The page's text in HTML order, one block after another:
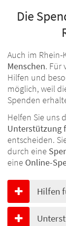
Die
Auch im Rhein-
Menschen. Für
Hilfen und
möglich, weil
Spenden
Helfen Sie uns
Unterstützung
entscheiden.
durch eine
eine Online-
Hilfen